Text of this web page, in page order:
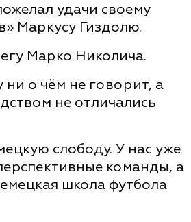
удачи своему
Маркусу Гиздолю.
Марко Николича.
о чём не говорит, а
не отличались
слободу. У нас уже
команды, а
школа футбола